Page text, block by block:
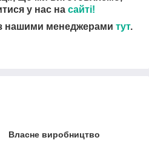
у нас на сайті!
нашими менеджерами тут.
Власне виробництво